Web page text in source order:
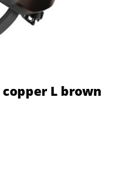
copper L brown